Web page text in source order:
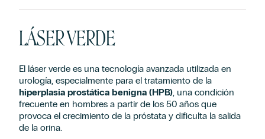
LÁSER VERDE
El láser verde es una tecnología avanzada utilizada en
urología, especialmente para el tratamiento de la
hiperplasia prostática benigna (HPB), una condición
frecuente en hombres a partir de los 50 años que
provoca el crecimiento de la próstata y dificulta la salida
de la orina.